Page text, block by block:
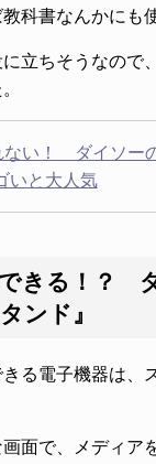
科書なんかにも
立ちそうなので
ない！ ダイソー
いと大人気
きる！？
ンド』
る電子機器は、
面で、メディア